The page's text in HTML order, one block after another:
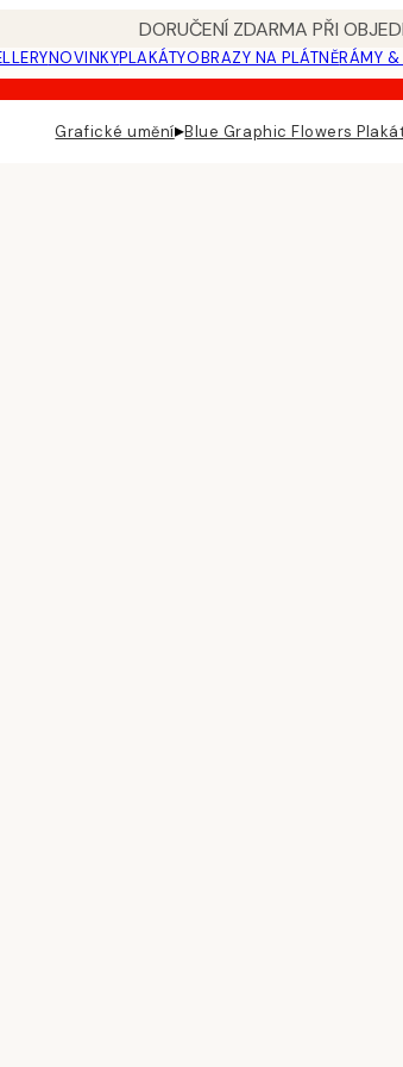
DORUČENÍ ZDARMA PŘI
NOVINKYPLAKÁTYOBRAZY NA PLÁTNĚRÁMY &
Grafické umění▸Blue Graphic Flowers